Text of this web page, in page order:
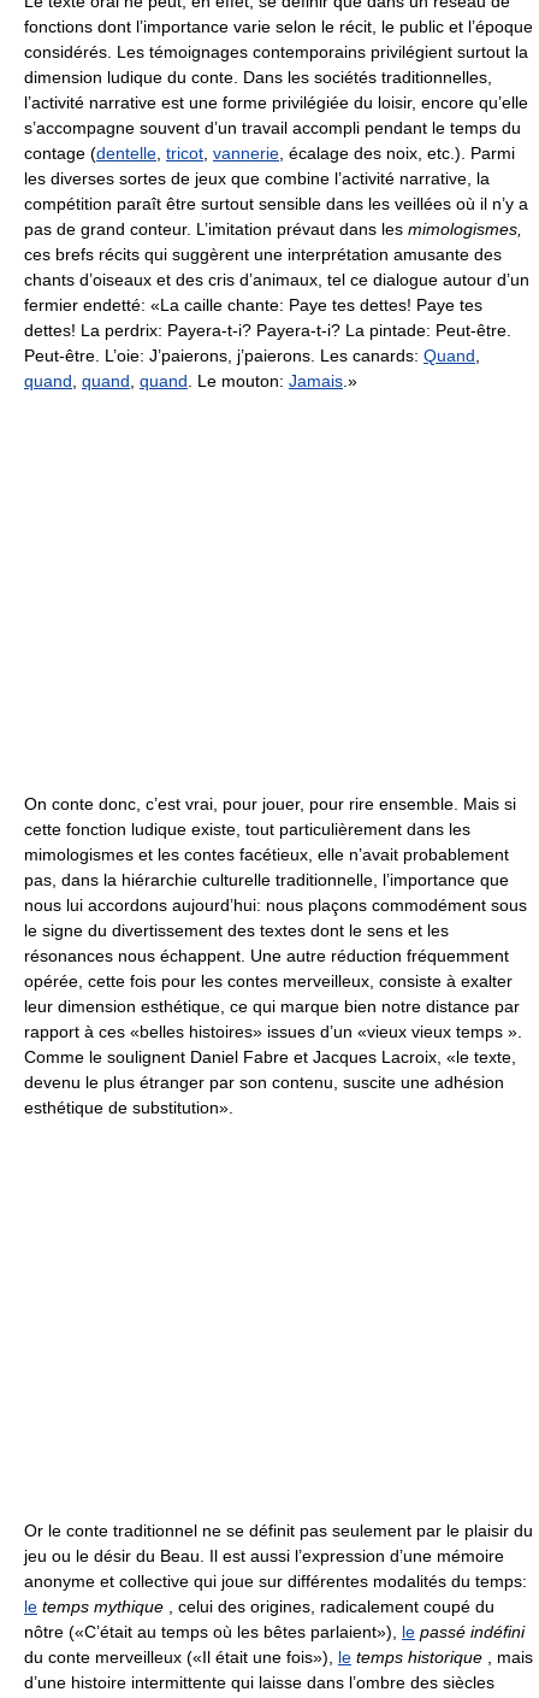
fonctions dont l’importance varie selon le récit, le public et l’époque
considérés. Les témoignages contemporains privilégient surtout la
dimension ludique du conte. Dans les sociétés traditionnelles,
l’activité narrative est une forme privilégiée du loisir, encore qu’elle
s’accompagne souvent d’un travail accompli pendant le temps du
contage (dentelle, tricot, vannerie, écalage des noix, etc.). Parmi
les diverses sortes de jeux que combine l’activité narrative, la
compétition paraît être surtout sensible dans les veillées où il n’y a
pas de grand conteur. L’imitation prévaut dans les mimologismes,
ces brefs récits qui suggèrent une interprétation amusante des
chants d’oiseaux et des cris d’animaux, tel ce dialogue autour d’un
fermier endetté: «La caille chante: Paye tes dettes! Paye tes
dettes! La perdrix: Payera-t-i? Payera-t-i? La pintade: Peut-être.
Peut-être. L’oie: J’paierons, j’paierons. Les canards: Quand,
quand, quand, quand. Le mouton: Jamais.»
On conte donc, c’est vrai, pour jouer, pour rire ensemble. Mais si
cette fonction ludique existe, tout particulièrement dans les
mimologismes et les contes facétieux, elle n’avait probablement
pas, dans la hiérarchie culturelle traditionnelle, l’importance que
nous lui accordons aujourd’hui: nous plaçons commodément sous
le signe du divertissement des textes dont le sens et les
résonances nous échappent. Une autre réduction fréquemment
opérée, cette fois pour les contes merveilleux, consiste à exalter
leur dimension esthétique, ce qui marque bien notre distance par
rapport à ces «belles histoires» issues d’un «vieux vieux temps ».
Comme le soulignent Daniel Fabre et Jacques Lacroix, «le texte,
devenu le plus étranger par son contenu, suscite une adhésion
esthétique de substitution».
Or le conte traditionnel ne se définit pas seulement par le plaisir du
jeu ou le désir du Beau. Il est aussi l’expression d’une mémoire
anonyme et collective qui joue sur différentes modalités du temps:
le temps mythique , celui des origines, radicalement coupé du
nôtre («C’était au temps où les bêtes parlaient»), le passé indéfini
du conte merveilleux («Il était une fois»), le temps historique , mais
d’une histoire intermittente qui laisse dans l’ombre des siècles